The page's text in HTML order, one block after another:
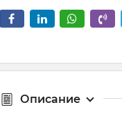
Описание